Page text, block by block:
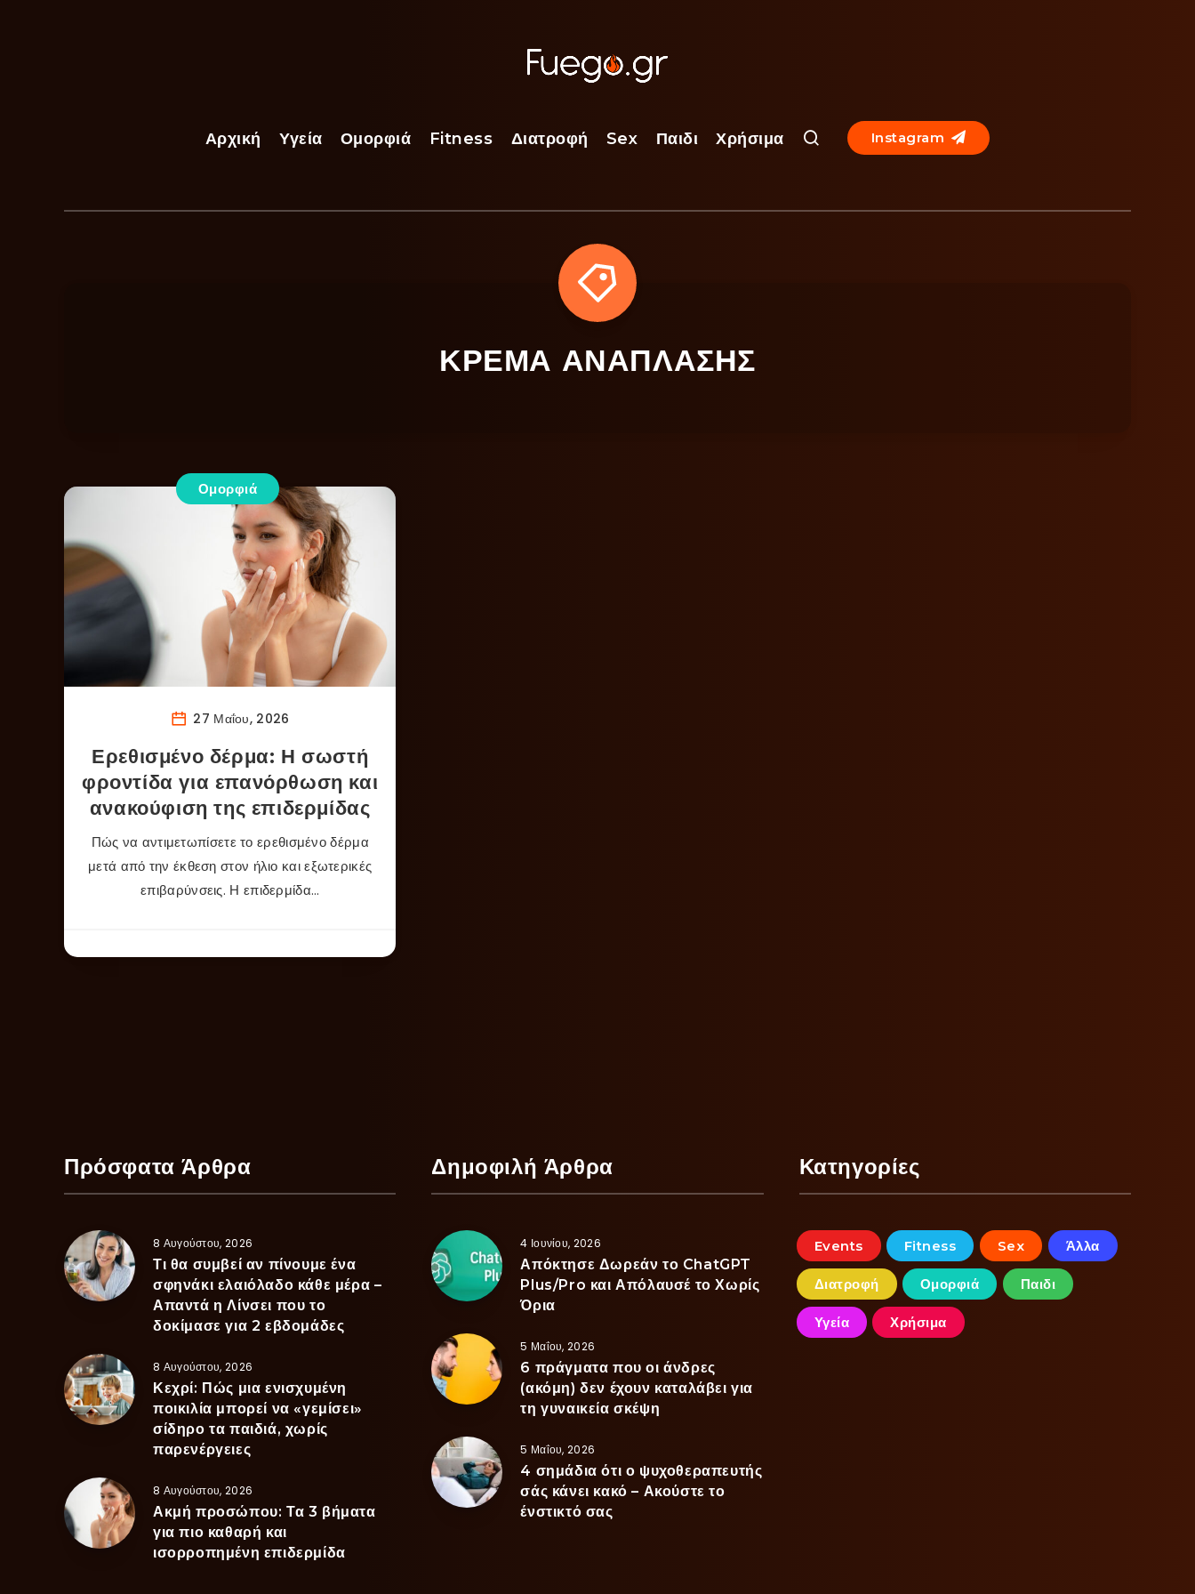
Αρχική Υγεία Ομορφιά Fitness Διατροφή Sex Παιδι Χρήσιμα Instagram
ΚΡΕΜΑ ΑΝΑΠΛΑΣΗΣ
Ομορφιά
27 Μαΐου, 2026
Ερεθισμένο δέρμα: Η σωστή
φροντίδα για επανόρθωση και
ανακούφιση της επιδερμίδας
Πώς να αντιμετωπίσετε το ερεθισμένο δέρμα
μετά από την έκθεση στον ήλιο και εξωτερικές
επιβαρύνσεις. Η επιδερμίδα…
Πρόσφατα Άρθρα
8 Αυγούστου, 2026
Τι θα συμβεί αν πίνουμε ένα
σφηνάκι ελαιόλαδο κάθε μέρα –
Απαντά η Λίνσει που το
δοκίμασε για 2 εβδομάδες
8 Αυγούστου, 2026
Κεχρί: Πώς μια ενισχυμένη
ποικιλία μπορεί να «γεμίσει»
σίδηρο τα παιδιά, χωρίς
παρενέργειες
8 Αυγούστου, 2026
Ακμή προσώπου: Τα 3 βήματα
για πιο καθαρή και
ισορροπημένη επιδερμίδα
Δημοφιλή Άρθρα
4 Ιουνίου, 2026
Απόκτησε Δωρεάν το ChatGPT
Plus/Pro και Απόλαυσέ το Χωρίς
Όρια
5 Μαΐου, 2026
6 πράγματα που οι άνδρες
(ακόμη) δεν έχουν καταλάβει για
τη γυναικεία σκέψη
5 Μαΐου, 2026
4 σημάδια ότι ο ψυχοθεραπευτής
σάς κάνει κακό – Ακούστε το
ένστικτό σας
Κατηγορίες
Events Fitness Sex Άλλα
Διατροφή Ομορφιά Παιδι
Υγεία Χρήσιμα